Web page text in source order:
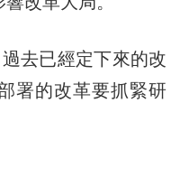
去已經定下來的改
署的改革要抓緊研